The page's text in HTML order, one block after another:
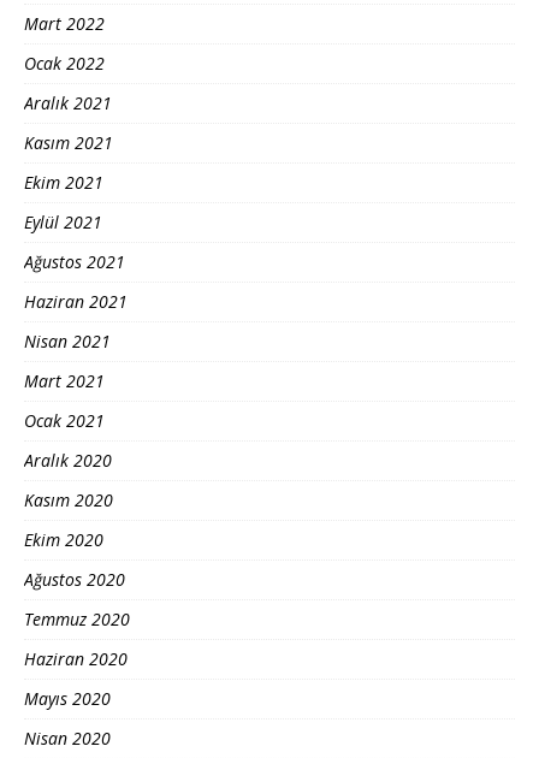
Mart 2022
Ocak 2022
Aralık 2021
Kasım 2021
Ekim 2021
Eylül 2021
Ağustos 2021
Haziran 2021
Nisan 2021
Mart 2021
Ocak 2021
Aralık 2020
Kasım 2020
Ekim 2020
Ağustos 2020
Temmuz 2020
Haziran 2020
Mayıs 2020
Nisan 2020